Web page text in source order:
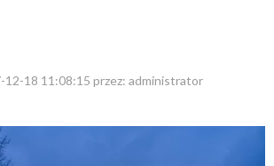
12-18 11:08:15 przez: administrator